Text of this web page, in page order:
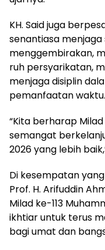
KH. Said juga
senantiasa
menggembirakan,
ruh persyarikatan,
menjaga disiplin
pemanfaatan waktu.
“Kita berharap
semangat
2026 yang lebih
Di kesempatan
Prof. H. Arifuddin
Milad ke-113
ikhtiar untuk terus
bagi umat dan